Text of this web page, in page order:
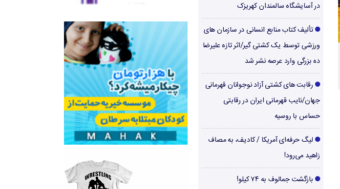
در آسایشگاه سالمندان کهریزک
تألیف کتاب منابع انسانی در سازمان های
ورزشی توسط یک کشتی گیر/اثر تازه علیرضا
ده بزرگی وارد عرصه نشر شد
رقابت های کشتی آزاد نوجوانان قهرمانی
جهان/نایب قهرمانی ایران در رقابتی
حساس با روسیه
لیگ حرفه‌ای آمریکا / کادیف، به مصاف
زاهید می‌رود!
بازگشت جمالوف به ۷۴ کیلو!